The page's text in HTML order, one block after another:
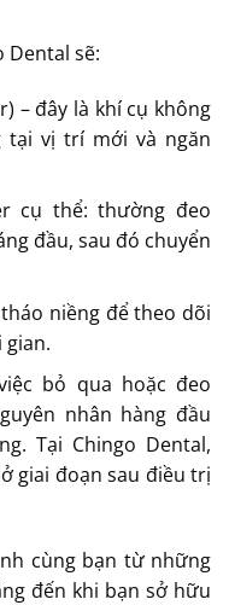
Dental sẽ:
– đây là khí cụ không
tại vị trí mới và ngăn
cụ thể: thường đeo
đầu, sau đó chuyển
niềng để theo dõi
bỏ qua hoặc đeo
nhân hàng đầu
Tại Chingo Dental,
giai đoạn sau điều trị
cùng bạn từ những
đến khi bạn sở hữu